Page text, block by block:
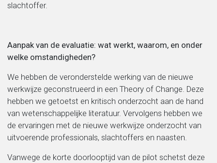
slachtoffer.
Aanpak van de evaluatie: wat werkt, waarom, en onder
welke omstandigheden?
We hebben de veronderstelde werking van de nieuwe
werkwijze geconstrueerd in een Theory of Change. Deze
hebben we getoetst en kritisch onderzocht aan de hand
van wetenschappelijke literatuur. Vervolgens hebben we
de ervaringen met de nieuwe werkwijze onderzocht van
uitvoerende professionals, slachtoffers en naasten.
Vanwege de korte doorlooptijd van de pilot schetst deze